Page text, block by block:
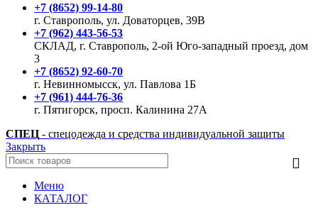
+7 (8652) 99-14-80
г. Ставрополь, ул. Доваторцев, 39В
+7 (962) 443-56-53
СКЛАД, г. Ставрополь, 2-ой Юго-западный проезд, дом
3
+7 (8652) 92-60-70
г. Невинномысск, ул. Павлова 1Б
+7 (961) 444-76-36
г. Пятигорск, просп. Калинина 27А
СПЕЦ - спецодежда и средства индивидуальной защиты
Закрыть
Меню
КАТАЛОГ